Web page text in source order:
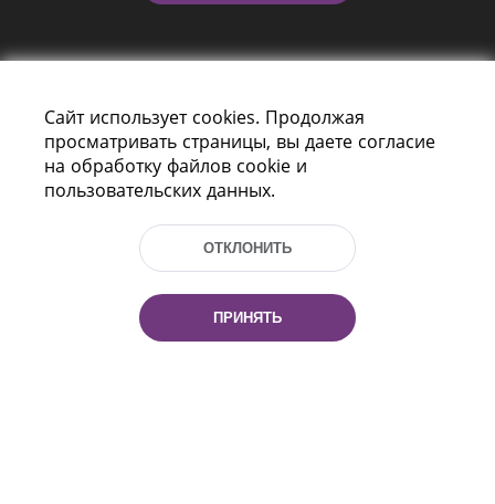
Пр-т Независимости 116
Тел.: (+375 17) 368 37 37, Факс: (+375 17)
Эл. почта: inbox@nlb.by
Сайт использует cookies. Продолжая
просматривать страницы, вы даете согласие
на обработку файлов cookie и
пользовательских данных.
ОТКЛОНИТЬ
ПРИНЯТЬ